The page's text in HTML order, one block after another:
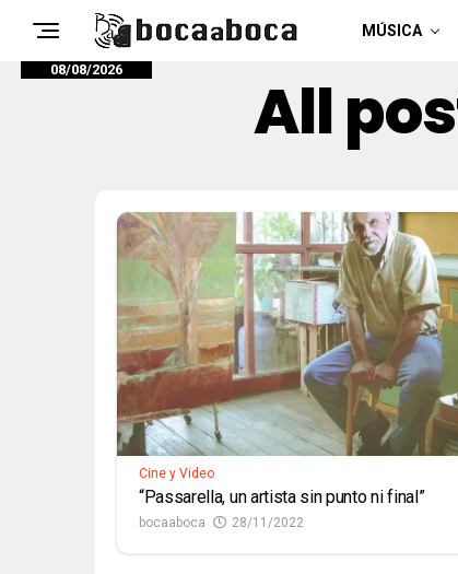
MÚSICA
08/08/2026 All
Cine y Video
“Passarella, un artista sin punto ni final”
bocaaboca 28/11/2022